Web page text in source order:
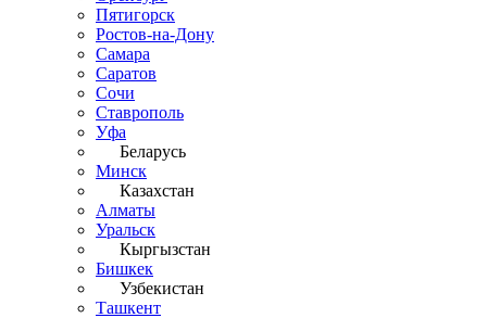
Пятигорск
Ростов-на-Дону
Самара
Саратов
Сочи
Ставрополь
Уфа
Беларусь
Минск
Казахстан
Алматы
Уральск
Кыргызстан
Бишкек
Узбекистан
Ташкент